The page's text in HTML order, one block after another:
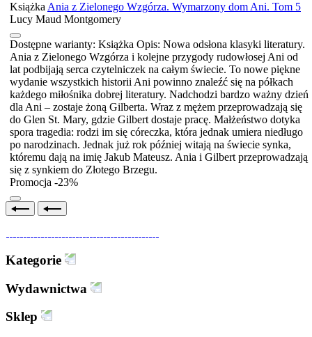
Książka Ania z Zielonego Wzgórza. Wymarzony dom Ani. Tom 5
Lucy Maud Montgomery
Dostępne warianty: Książka Opis: Nowa odsłona klasyki literatury.
Ania z Zielonego Wzgórza i kolejne przygody rudowłosej Ani od
lat podbijają serca czytelniczek na całym świecie. To nowe piękne
wydanie wszystkich historii Ani powinno znaleźć się na półkach
każdego miłośnika dobrej literatury. Nadchodzi bardzo ważny dzień
dla Ani – zostaje żoną Gilberta. Wraz z mężem przeprowadzają się
do Glen St. Mary, gdzie Gilbert dostaje pracę. Małżeństwo dotyka
spora tragedia: rodzi im się córeczka, która jednak umiera niedługo
po narodzinach. Jednak już rok później witają na świecie synka,
któremu dają na imię Jakub Mateusz. Ania i Gilbert przeprowadzają
się z synkiem do Złotego Brzegu.
Promocja -23%
Kategorie
Wydawnictwa
Sklep